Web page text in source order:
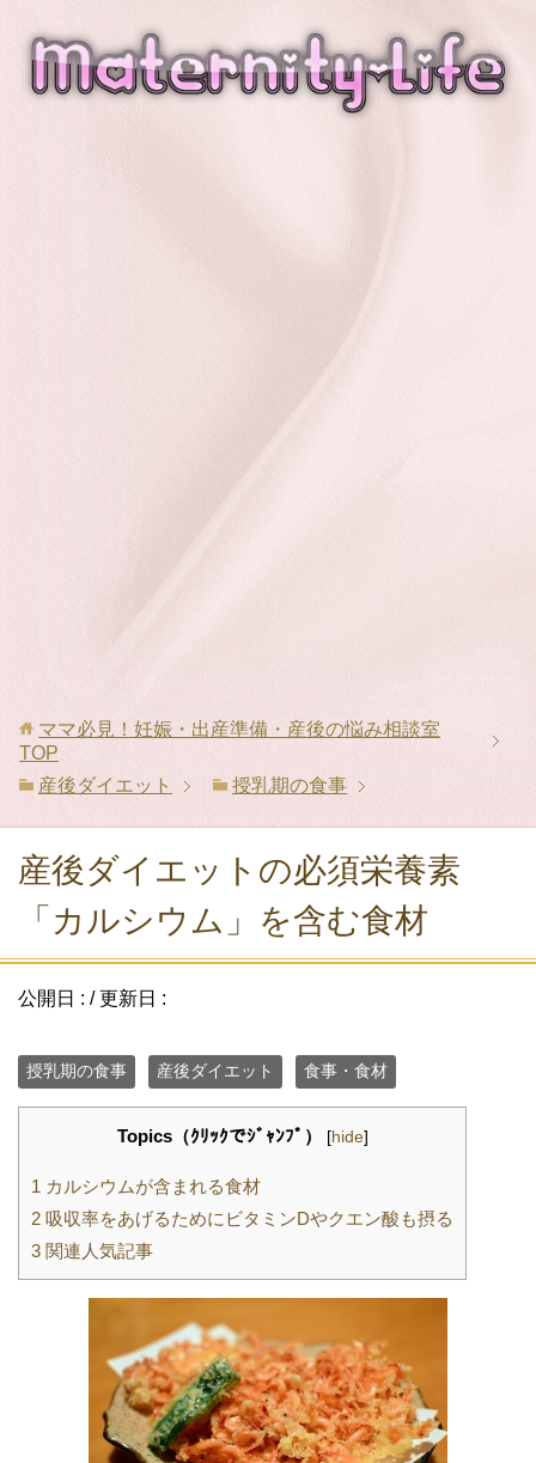
ママ必見！妊娠・出産準備・産後の悩み相談室
TOP
産後ダイエット
授乳期の食事
産後ダイエットの必須栄養素
「カルシウム」を含む食材
公開日 : / 更新日 :
授乳期の食事 産後ダイエット 食事・食材
Topics（ｸﾘｯｸでｼﾞｬﾝﾌﾟ） [hide]
1 カルシウムが含まれる食材
2 吸収率をあげるためにビタミンDやクエン酸も摂る
3 関連人気記事